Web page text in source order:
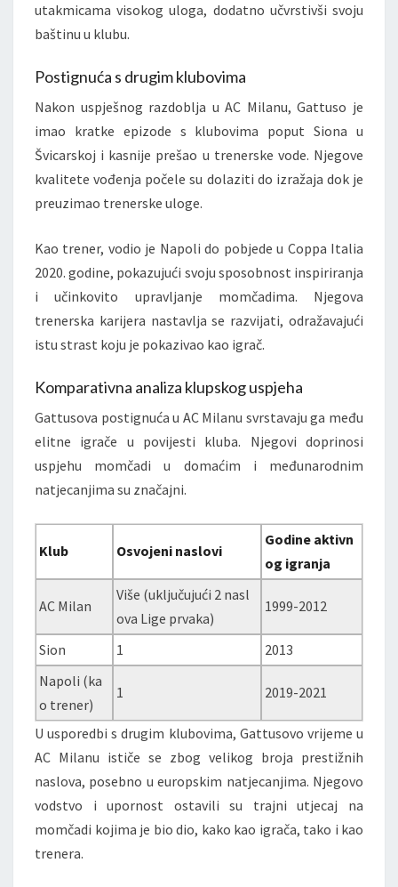
utakmicama visokog uloga, dodatno učvrstivši svoju
baštinu u klubu.
Postignuća s drugim klubovima
Nakon uspješnog razdoblja u AC Milanu, Gattuso je
imao kratke epizode s klubovima poput Siona u
Švicarskoj i kasnije prešao u trenerske vode. Njegove
kvalitete vođenja počele su dolaziti do izražaja dok je
preuzimao trenerske uloge.
Kao trener, vodio je Napoli do pobjede u Coppa Italia
2020. godine, pokazujući svoju sposobnost inspiriranja
i učinkovito upravljanje momčadima. Njegova
trenerska karijera nastavlja se razvijati, odražavajući
istu strast koju je pokazivao kao igrač.
Komparativna analiza klupskog uspjeha
Gattusova postignuća u AC Milanu svrstavaju ga među
elitne igrače u povijesti kluba. Njegovi doprinosi
uspjehu momčadi u domaćim i međunarodnim
natjecanjima su značajni.
Klub Osvojeni naslovi
Godine aktivn
og igranja
AC Milan
Više (uključujući 2 nasl
ova Lige prvaka)
1999-2012
Sion 1
2013
Napoli (ka
o trener)
1 2019-2021
U usporedbi s drugim klubovima, Gattusovo vrijeme u
AC Milanu ističe se zbog velikog broja prestižnih
naslova, posebno u europskim natjecanjima. Njegovo
vodstvo i upornost ostavili su trajni utjecaj na
momčadi kojima je bio dio, kako kao igrača, tako i kao
trenera.